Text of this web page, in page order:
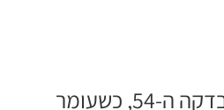
בית״ר חזרה לחיים בדקה ה-54, כשעומר